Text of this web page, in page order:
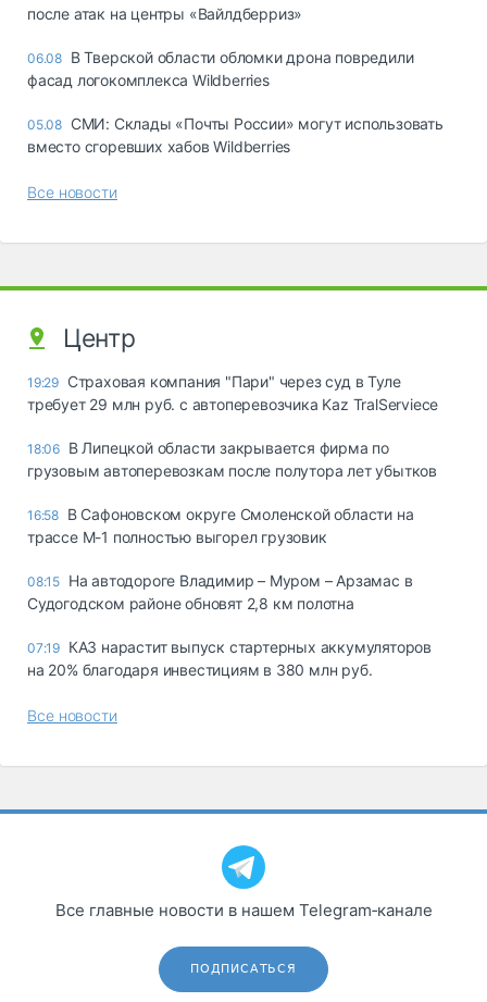
после атак на центры «Вайлдберриз»
06.08 В Тверской области обломки дрона повредили
фасад логокомплекса Wildberries
05.08 СМИ: Склады «Почты России» могут использовать
вместо сгоревших хабов Wildberries
Все новости
Центр
19:29 Страховая компания "Пари" через суд в Туле
требует 29 млн руб. с автоперевозчика Kaz TralServiece
18:06 В Липецкой области закрывается фирма по
грузовым автоперевозкам после полутора лет убытков
16:58 В Сафоновском округе Смоленской области на
трассе М-1 полностью выгорел грузовик
08:15 На автодороге Владимир – Муром – Арзамас в
Судогодском районе обновят 2,8 км полотна
07:19 КАЗ нарастит выпуск стартерных аккумуляторов
на 20% благодаря инвестициям в 380 млн руб.
Все новости
Все главные новости в нашем Telegram‑канале
ПОДПИСАТЬСЯ